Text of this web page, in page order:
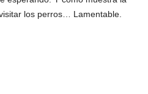
los perros… Lamentable.